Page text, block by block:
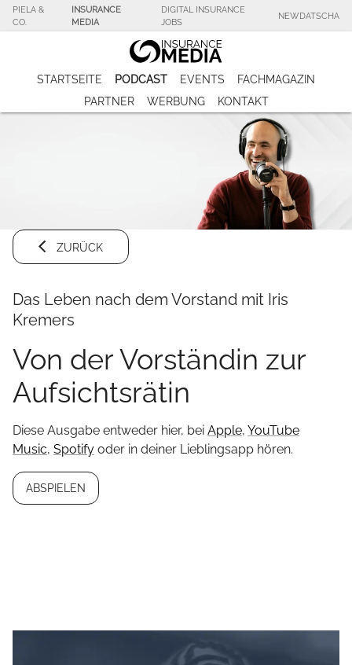
PIELA &
CO.
INSURANCE
MEDIA
DIGITAL INSURANCE
JOBS
NEWDATSCHA
STARTSEITE PODCAST EVENTS
FACHMAGAZIN
PARTNER
WERBUNG KONTAKT
ZURÜCK
Das Leben nach dem Vorstand mit Iris
Kremers
Von der Vorständin zur
Aufsichtsrätin
Diese Ausgabe entweder hier, bei Apple, YouTube
Music, Spotify oder in deiner Lieblingsapp hören.
ABSPIELEN